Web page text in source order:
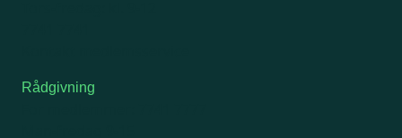
Rådgivning